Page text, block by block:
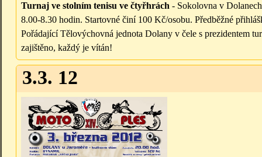
Turnaj ve stolním tenisu ve čtyřhrách - Sokolovna v
8.00-8.30 hodin. Startovné činí 100 Kč/osobu. Předběžné
Pořádající Tělovýchovná jednota Dolany v čele s prezidentem
zajištěno, každý je vítán!
3.3. 12